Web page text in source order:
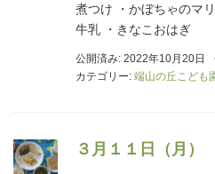
煮つけ ・かぼちゃのマ
牛乳 ・きなこおはぎ
公開済み: 2022年10月20日
カテゴリー: 端山の丘こども
３月１１日（月